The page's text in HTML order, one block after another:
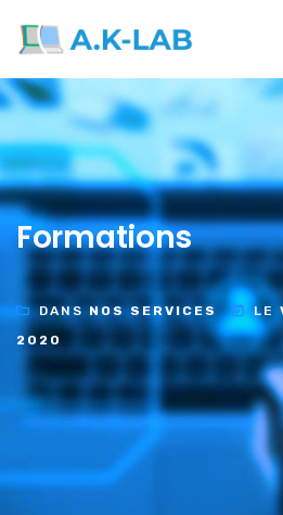
Formations
DANSNOS SERVICES LE
2020